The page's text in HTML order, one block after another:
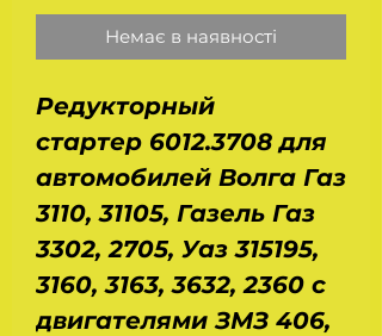
Немає в наявності
Редукторный
стартер 6012.3708 для
автомобилей Волга Газ
3110, 31105, Газель Газ
3302, 2705, Уаз 315195,
3160, 3163, 3632, 2360 с
двигателями ЗМЗ 406,